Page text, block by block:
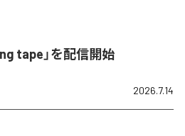
tape」を配信開始
2026.7.14